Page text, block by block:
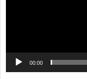
00:00